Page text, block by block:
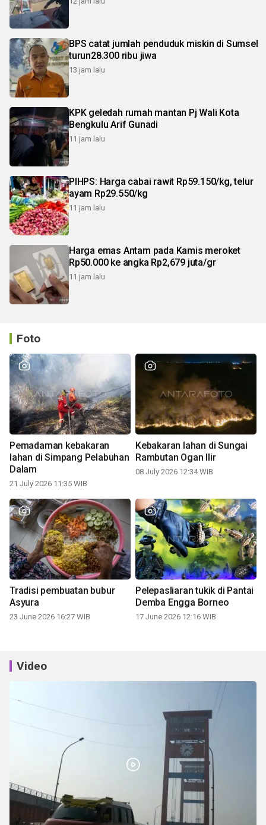
BPS catat jumlah penduduk miskin di Sumsel
turun28.300 ribu jiwa
13 jam lalu
KPK geledah rumah mantan Pj Wali Kota
Bengkulu Arif Gunadi
11 jam lalu
PIHPS: Harga cabai rawit Rp59.150/kg, telur
ayam Rp29.550/kg
11 jam lalu
Harga emas Antam pada Kamis meroket
Rp50.000 ke angka Rp2,679 juta/gr
11 jam lalu
Foto
Pemadaman kebakaran
lahan di Simpang Pelabuhan
Dalam
21 July 2026 11:35 WIB
Kebakaran lahan di Sungai
Rambutan Ogan Ilir
08 July 2026 12:34 WIB
Tradisi pembuatan bubur
Asyura
23 June 2026 16:27 WIB
Pelepasliaran tukik di Pantai
Demba Engga Borneo
17 June 2026 12:16 WIB
Video